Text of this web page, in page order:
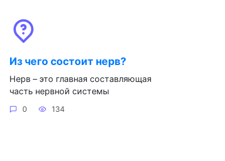
Из чего состоит нерв?
Нерв – это главная составляющая
часть нервной системы
0 134